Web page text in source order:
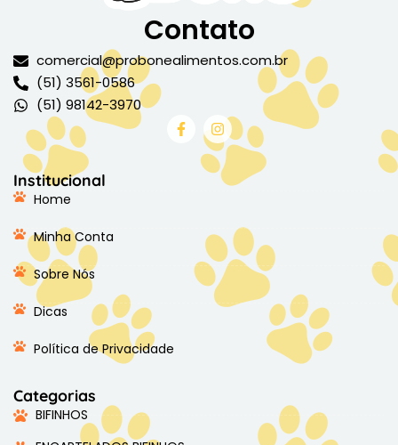
Contato
comercial@probonealimentos.com.br
(51) 3561-0586
(51) 98142-3970
Institucional
Home
Minha Conta
Sobre Nós
Dicas
Política de Privacidade
Categorias
BIFINHOS